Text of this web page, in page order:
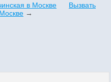
в Москве
Вызвать
→